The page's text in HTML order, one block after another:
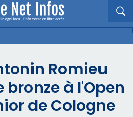
Romieu
à l'Open
de Cologne